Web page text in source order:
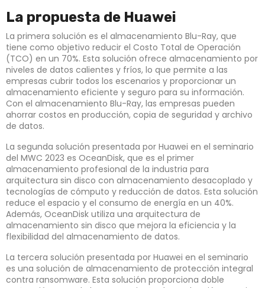
La propuesta de Huawei
La primera solución es el almacenamiento Blu-Ray, que
tiene como objetivo reducir el Costo Total de Operación
(TCO) en un 70%. Esta solución ofrece almacenamiento por
niveles de datos calientes y fríos, lo que permite a las
empresas cubrir todos los escenarios y proporcionar un
almacenamiento eficiente y seguro para su información.
Con el almacenamiento Blu-Ray, las empresas pueden
ahorrar costos en producción, copia de seguridad y archivo
de datos.
La segunda solución presentada por Huawei en el seminario
del MWC 2023 es OceanDisk, que es el primer
almacenamiento profesional de la industria para
arquitectura sin disco con almacenamiento desacoplado y
tecnologías de cómputo y reducción de datos. Esta solución
reduce el espacio y el consumo de energía en un 40%.
Además, OceanDisk utiliza una arquitectura de
almacenamiento sin disco que mejora la eficiencia y la
flexibilidad del almacenamiento de datos.
La tercera solución presentada por Huawei en el seminario
es una solución de almacenamiento de protección integral
contra ransomware. Esta solución proporciona doble